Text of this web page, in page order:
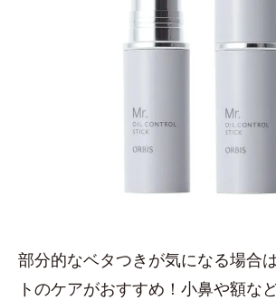
部分的なベタつきが気になる場合
トのケアがおすすめ！小鼻や額な